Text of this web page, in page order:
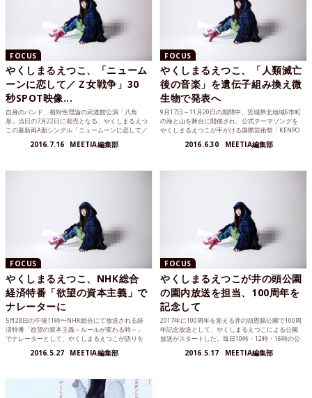
FOCUS
やくしまるえつこ、「ニューム
ーンに恋して／Ｚ女戦争」30
秒SPOT映像...
自身のバンド、相対性理論の武道館公演「八角
形」当日の7月22日に発売となる、やくしまるえつ
この最新両A面シングル「ニュームーンに恋して／
2016.7.16 MEETIA編集部
FOCUS
やくしまるえつこ、「人類滅亡
後の音楽」を遺伝子組み換え微
生物で発表へ
9月17日～11月20日の期間中、茨城県北地域6市町
の海と山を舞台に開催され、公式テーマソングを
やくしまるえつこが手がける国際芸術祭「KENPO
2016.6.30 MEETIA編集部
FOCUS
やくしまるえつこ、NHK総合
経済特番「欲望の資本主義」で
ナレーターに
5月28日の午後11時〜NHK総合にて放送される経
済特番「欲望の資本主義～ルールが変わる時～」
でナレーターとして、やくしまるえつこが語りを
2016.5.27 MEETIA編集部
FOCUS
やくしまるえつこが井の頭公園
の園内放送を担当、100周年を
記念して
2017年に100周年を迎える井の頭恩賜公園で100周
年記念放送として、やくしまるえつこによる公園
放送がスタートした。毎日10時・12時・16時の公
2016.5.17 MEETIA編集部